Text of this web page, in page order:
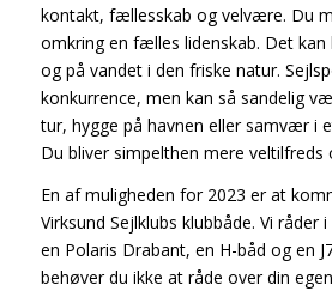
kontakt, fællesskab og velvære. Du
omkring en fælles lidenskab. Det
og på vandet i den friske natur.
konkurrence, men kan så sandelig
tur, hygge på havnen eller samvær i
Du bliver simpelthen mere veltilfreds
En af muligheden for 2023 er at
Virksund Sejlklubs klubbåde. Vi råder
en Polaris Drabant, en H-båd og en
behøver du ikke at råde over din